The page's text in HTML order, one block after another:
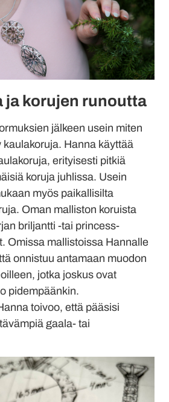
ja korujen runoutta
jälkeen usein miten
Hanna käyttää
erityisesti pitkiä
koruja juhlissa. Usein
myös paikallisilta
Oman malliston koruista
briljantti -tai princess-
Omissa mallistoissa Hannalle
onnistuu antamaan muodon
jotka joskus ovat
pidempäänkin.
toivoo, että pääsisi
gaala- tai